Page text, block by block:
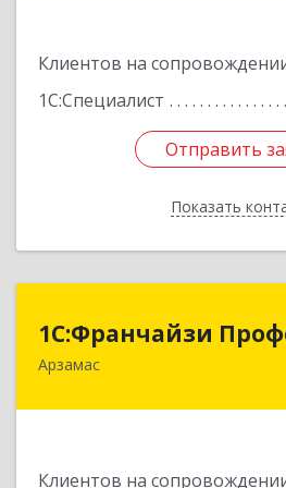
Клиентов на
1С:Специалист
Отправить
Показать
Отправить
Назад
1С:Франчайзи
Арзамас
Клиентов на
1С:Франчайзи
607227, Нижегородская